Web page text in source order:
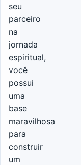
seu
parceiro
na
jornada
espiritual,
você
possui
uma
base
maravilhosa
para
construir
um